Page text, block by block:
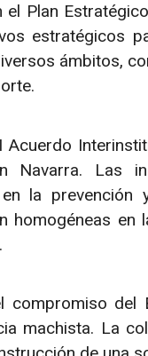
Plan
estratégicos
ámbitos,
Navarra. Las
la prevención
homogéneas en
compromiso del
machista. La